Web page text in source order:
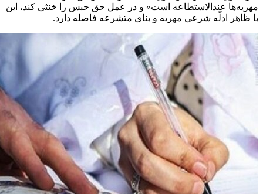
مهریه‌ها عندالاستطاعه است» و در عمل حق حبس را خنثی کند، این
با ظاهر ادلّه شرعی مهریه و بنای متشرعه فاصله دارد.